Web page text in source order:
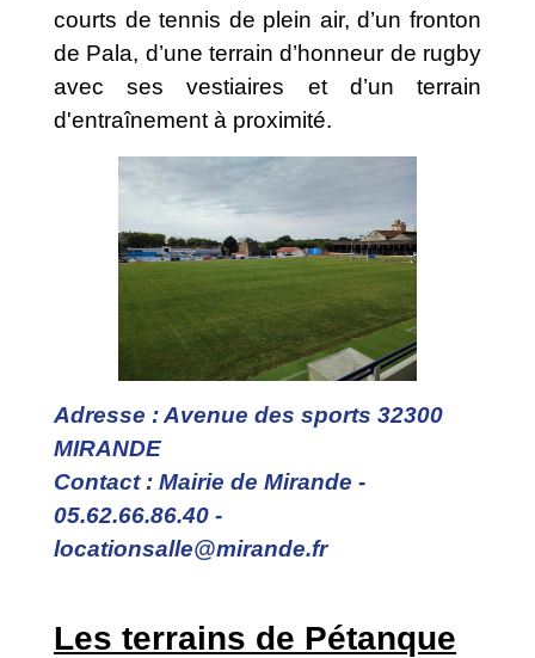
courts de tennis de plein air, d’un fronton
de Pala, d’une terrain d’honneur de rugby
avec ses vestiaires et d’un terrain
d'entraînement à proximité.
Adresse : Avenue des sports 32300
MIRANDE
Contact : Mairie de Mirande -
05.62.66.86.40 -
locationsalle@mirande.fr
Les terrains de Pétanque